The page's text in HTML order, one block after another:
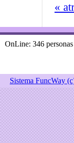
«
OnLine: 346
Sistema FuncWay